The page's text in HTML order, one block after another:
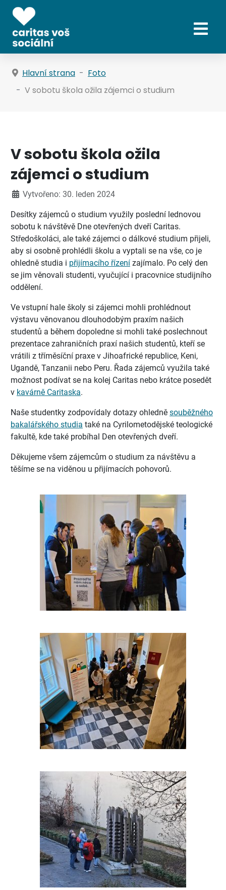
Hlavní strana
Foto
V sobotu škola ožila zájemci o studium
V sobotu škola ožila
zájemci o studium
Vytvořeno: 30. leden 2024
Desítky zájemců o studium využily poslední lednovou
sobotu k návštěvě Dne otevřených dveří Caritas.
Středoškoláci, ale také zájemci o dálkové studium přijeli,
aby si osobně prohlédli školu a vyptali se na vše, co je
ohledně studia i přijímacího řízení zajímalo. Po celý den
se jim věnovali studenti, vyučující i pracovnice studijního
oddělení.
Ve vstupní hale školy si zájemci mohli prohlédnout
výstavu věnovanou dlouhodobým praxím našich
studentů a během dopoledne si mohli také poslechnout
prezentace zahraničních praxí našich studentů, kteří se
vrátili z tříměsíční praxe v Jihoafrické republice, Keni,
Ugandě, Tanzanii nebo Peru. Řada zájemců využila také
možnost podívat se na kolej Caritas nebo krátce posedět
v kavárně Caritaska.
Naše studentky zodpovídaly dotazy ohledně souběžného
bakalářského studia také na Cyrilometodějské teologické
fakultě, kde také probíhal Den otevřených dveří.
Děkujeme všem zájemcům o studium za návštěvu a
těšíme se na viděnou u přijímacích pohovorů.